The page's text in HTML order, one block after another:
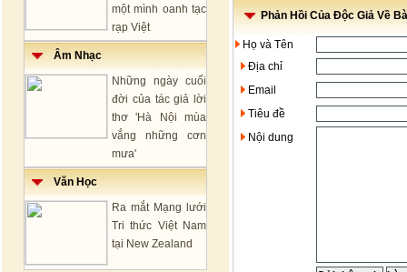
một mình oanh tạc
rạp Việt
Âm Nhạc
Những ngày cuối
đời của tác giả lời
thơ 'Hà Nội mùa
vắng những cơn
mưa'
Văn Học
Ra mắt Mạng lưới
Tri thức Việt Nam
tại New Zealand
Phản Hồi Của Độc Giả Về
Họ và Tên
Địa chỉ
Email
Tiêu đề
Nội dung